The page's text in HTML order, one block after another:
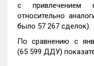
с привлечением
относительно
было 57 267 сделок).
По сравнению с
(65 599 ДДУ)